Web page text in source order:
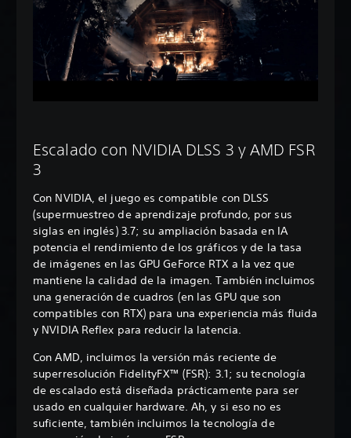
Escalado con NVIDIA DLSS 3 y AMD FSR
3
Con NVIDIA, el juego es compatible con DLSS
(supermuestreo de aprendizaje profundo, por sus
siglas en inglés) 3.7; su ampliación basada en IA
potencia el rendimiento de los gráficos y de la tasa
de imágenes en las GPU GeForce RTX a la vez que
mantiene la calidad de la imagen. También incluimos
una generación de cuadros (en las GPU que son
compatibles con RTX) para una experiencia más fluida
y NVIDIA Reflex para reducir la latencia.
Con AMD, incluimos la versión más reciente de
superresolución FidelityFX™ (FSR): 3.1; su tecnología
de escalado está diseñada prácticamente para ser
usado en cualquier hardware. Ah, y si eso no es
suficiente, también incluimos la tecnología de